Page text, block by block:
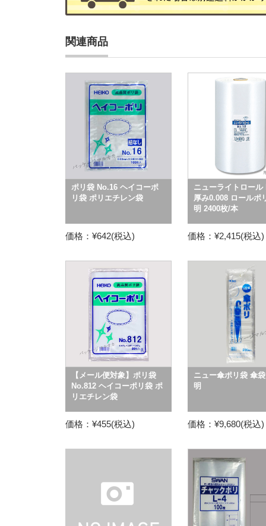
関連商品
ポリ袋 No.16 ヘイコーポ
リ袋 ポリエチレン袋
価格：¥642(税込)
ニューライトロール
厚み0.008 ロールポ
明 2400枚/本
価格：¥2,415(税込)
【メール便対象】ポリ袋
No.812 ヘイコーポリ袋 ポ
リエチレン袋
価格：¥455(税込)
ニュー傘ポリ袋 傘
明
価格：¥9,680(税込)